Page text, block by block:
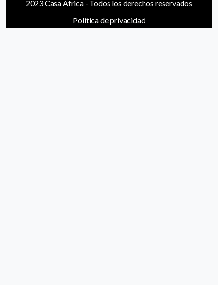
2023 Casa África - Todos los derechos reservados
Politica de privacidad